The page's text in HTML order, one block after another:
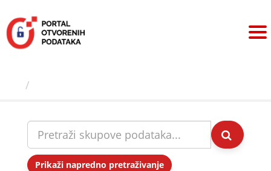
sadržaj
Prikaži napredno pretraživanje